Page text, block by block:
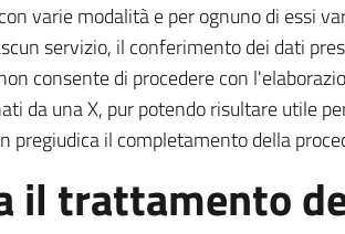
varie modalità e per ognuno di essi
servizio, il conferimento dei dati
consente di procedere con
da una X, pur potendo risultare utile
il completamento della
il trattamento